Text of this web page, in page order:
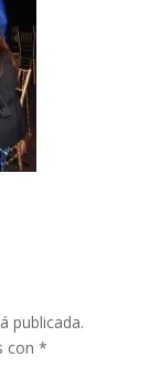
publicada.
con *